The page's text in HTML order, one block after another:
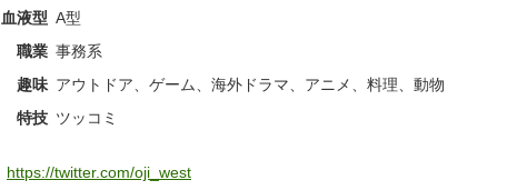
血液型 A型
職業 事務系
趣味 アウトドア、ゲーム、海外ドラマ、アニメ、料理、動物
特技 ツッコミ
https://twitter.com/oji_west